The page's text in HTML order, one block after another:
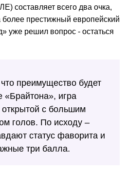
составляет всего два очка,
более престижный европейский
уже решил вопрос - остаться
преимущество будет
«Брайтона», игра
открытой с большим
голов. По исходу –
статус фаворита и
три балла.